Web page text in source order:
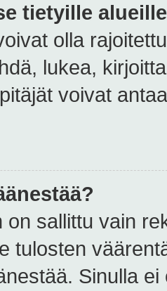
tietyille
olla
lukea,
voivat
on sallittu vain
tulosten
Sinulla